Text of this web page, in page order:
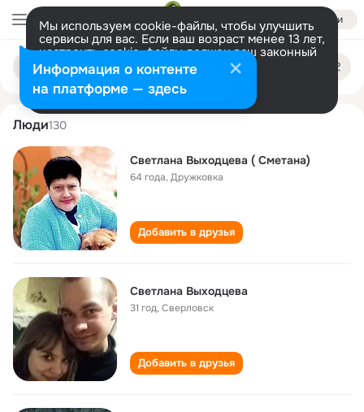
Войти
Мы используем cookie-файлы, чтобы улучшить
сервисы для вас. Если ваш возраст менее 13 лет,
настроить cookie-файлы должен ваш законный
представитель. Больше информации
Разрешить все Настроить
Поиск
людям
svetlana vykhodtseva
Люди130
Светлана Выходцева ( Сметана)
64 года,Дружковка
Добавить в друзья
Светлана Выходцева
31 год,Сверловск
Добавить в друзья
Информация о контенте
на платформе — здесь